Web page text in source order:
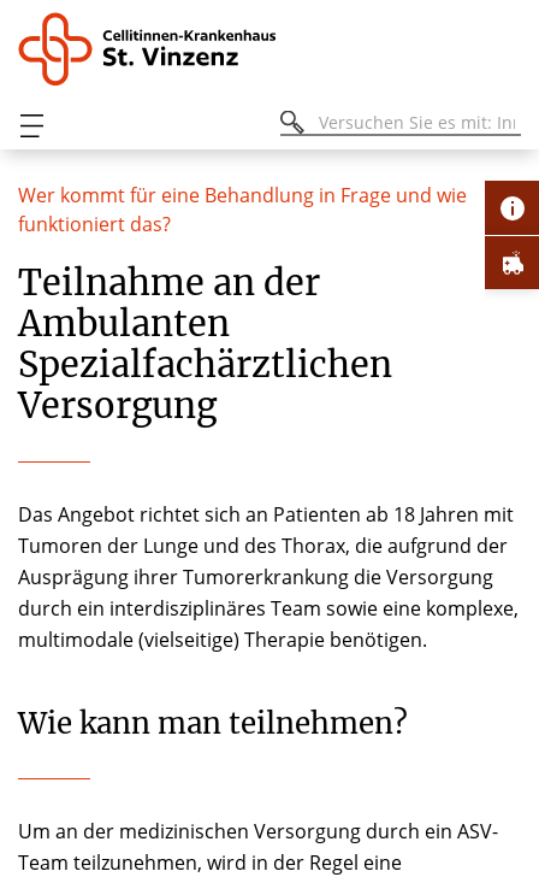
Wer kommt für eine Behandlung in Frage und wie
funktioniert das?
Teilnahme an der
Ambulanten
Spezialfachärztlichen
Versorgung
Das Angebot richtet sich an Patienten ab 18 Jahren mit
Tumoren der Lunge und des Thorax, die aufgrund der
Ausprägung ihrer Tumorerkrankung die Versorgung
durch ein interdisziplinäres Team sowie eine komplexe,
multimodale (vielseitige) Therapie benötigen.
Wie kann man teilnehmen?
Um an der medizinischen Versorgung durch ein ASV-
Team teilzunehmen, wird in der Regel eine